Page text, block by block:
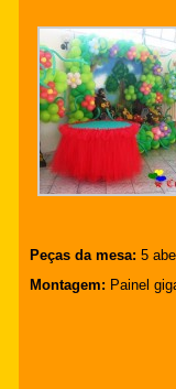
Peças da mesa: 5
Montagem: Painel